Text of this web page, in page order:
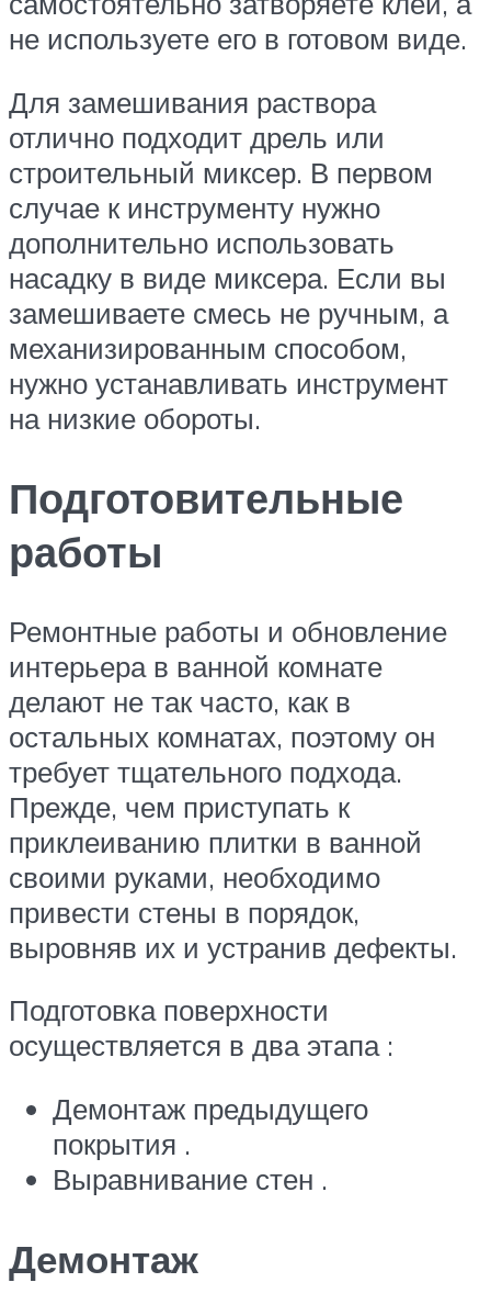
не используете его в готовом виде.
Для замешивания раствора
отлично подходит дрель или
строительный миксер. В первом
случае к инструменту нужно
дополнительно использовать
насадку в виде миксера. Если вы
замешиваете смесь не ручным, а
механизированным способом,
нужно устанавливать инструмент
на низкие обороты.
Подготовительные
работы
Ремонтные работы и обновление
интерьера в ванной комнате
делают не так часто, как в
остальных комнатах, поэтому он
требует тщательного подхода.
Прежде, чем приступать к
приклеиванию плитки в ванной
своими руками, необходимо
привести стены в порядок,
выровняв их и устранив дефекты.
Подготовка поверхности
осуществляется в два этапа :
Демонтаж предыдущего
покрытия .
Выравнивание стен .
Демонтаж